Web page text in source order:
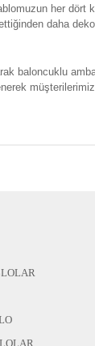
her dört
daha
baloncuklu